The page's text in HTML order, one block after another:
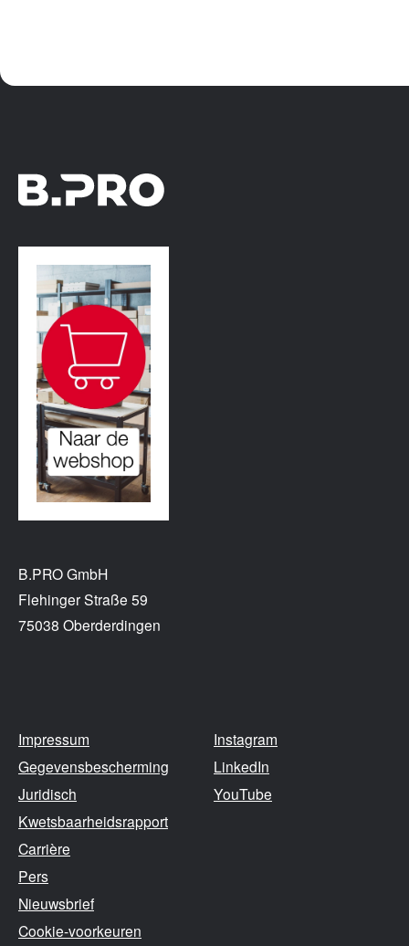
B.PRO GmbH
Flehinger Straße 59
75038 Oberderdingen
Impressum
Gegevensbescherming
Juridisch
Kwetsbaarheidsrapport
Carrière
Pers
Nieuwsbrief
Cookie-voorkeuren
Instagram
LinkedIn
YouTube